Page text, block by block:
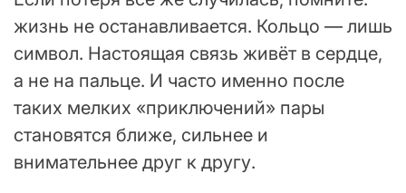
жизнь не останавливается. Кольцо — лишь
символ. Настоящая связь живёт в сердце,
а не на пальце. И часто именно после
таких мелких «приключений» пары
становятся ближе, сильнее и
внимательнее друг к другу.